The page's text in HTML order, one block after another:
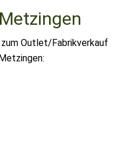
Outlet/Fabrikverkauf